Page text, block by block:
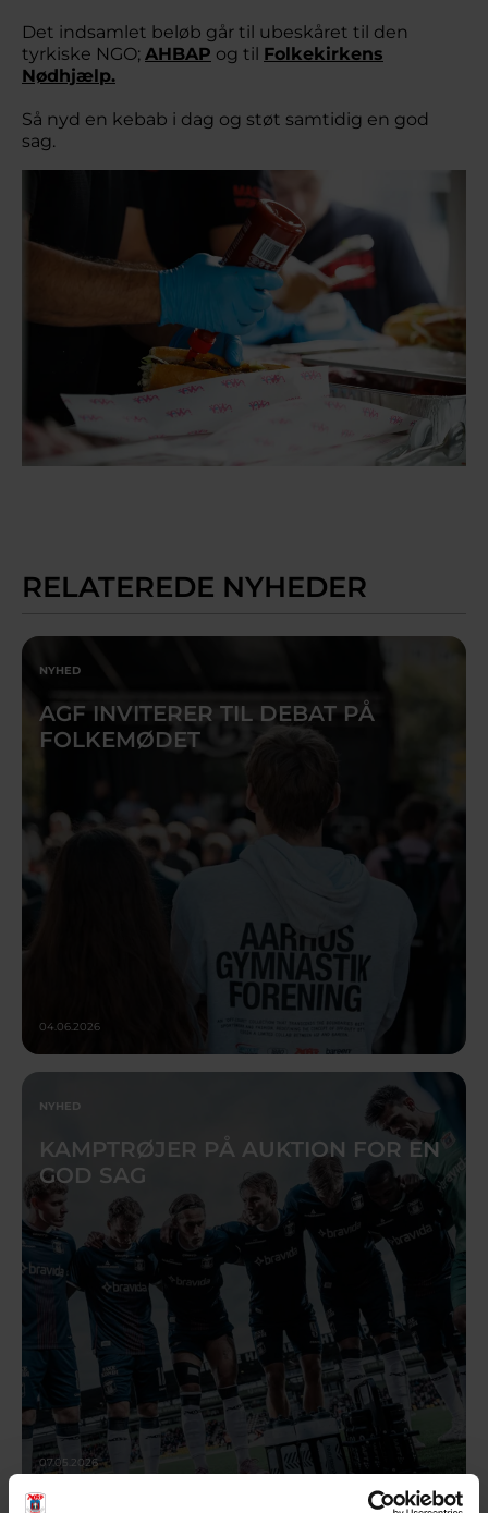
Det indsamlet beløb går til ubeskåret til den
tyrkiske NGO; AHBAP og til Folkekirkens
Nødhjælp.
Så nyd en kebab i dag og støt samtidig en god
sag.
RELATEREDE NYHEDER
NYHED
AGF INVITERER TIL DEBAT PÅ
FOLKEMØDET
04.06.2026
NYHED
KAMPTRØJER PÅ AUKTION FOR EN
GOD SAG
07.05.2026